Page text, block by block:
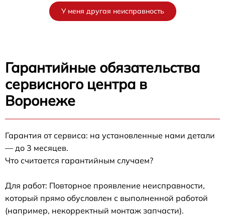
У меня другая неисправность
Гарантийные обязательства
сервисного центра в
Воронеже
Гарантия от сервиса: на установленные нами детали
— до 3 месяцев.
Что считается гарантийным случаем?
Для работ: Повторное проявление неисправности,
который прямо обусловлен с выполненной работой
(например, некорректный монтаж запчасти).